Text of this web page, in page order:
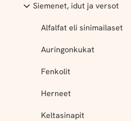
Siemenet, idut ja versot
Alfalfat eli sinimailaset
Auringonkukat
Fenkolit
Herneet
Keltasinapit